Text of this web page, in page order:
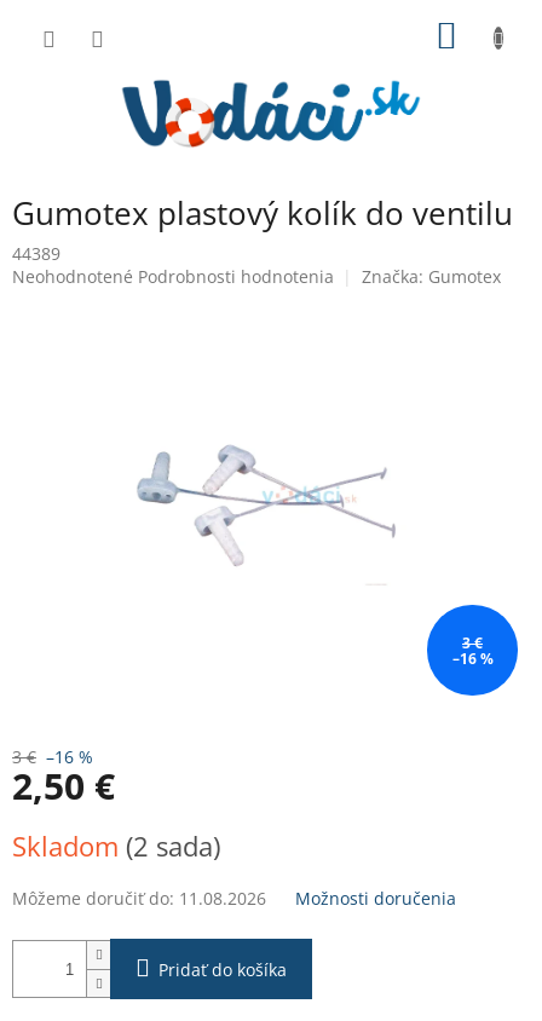
Gumotex plastový kolík do ventilu
44389
Priemerné
Neohodnotené Podrobnosti hodnotenia Značka: Gumotex
3 €
–16 %
3 € –16 %
2,50 €
cena:
Skladom (2 sada)
Môžeme doručiť do: 11.08.2026 Možnosti doručenia
Pridať do košíka